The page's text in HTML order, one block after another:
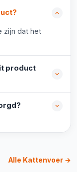
zijn dat het
product
Alle Kattenvoer →